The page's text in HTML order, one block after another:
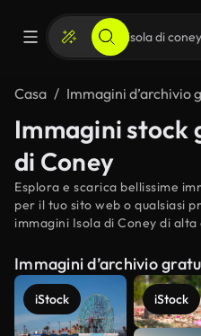
Casa Immagini d’archivio
Immagini stock
di Coney
Esplora e scarica bellissime
per il tuo sito web o qualsiasi
immagini Isola di Coney di
Immagini d’archivio
iStock iStock